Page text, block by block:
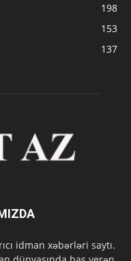
198
153
137
idman xəbərləri saytı.